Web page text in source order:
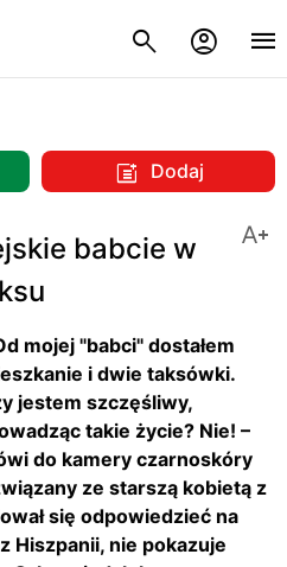
Dodaj
babcie w
mojej "babci" dostałem
i dwie taksówki.
jestem szczęśliwy,
takie życie? Nie! –
do kamery czarnoskóry
ze starszą kobietą z
się odpowiedzieć na
Hiszpanii, nie pokazuje